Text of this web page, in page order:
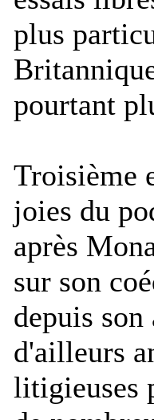
plus
pourtant
Troisième
joies du
après
sur son
depuis
d'ailleurs
litigieuses